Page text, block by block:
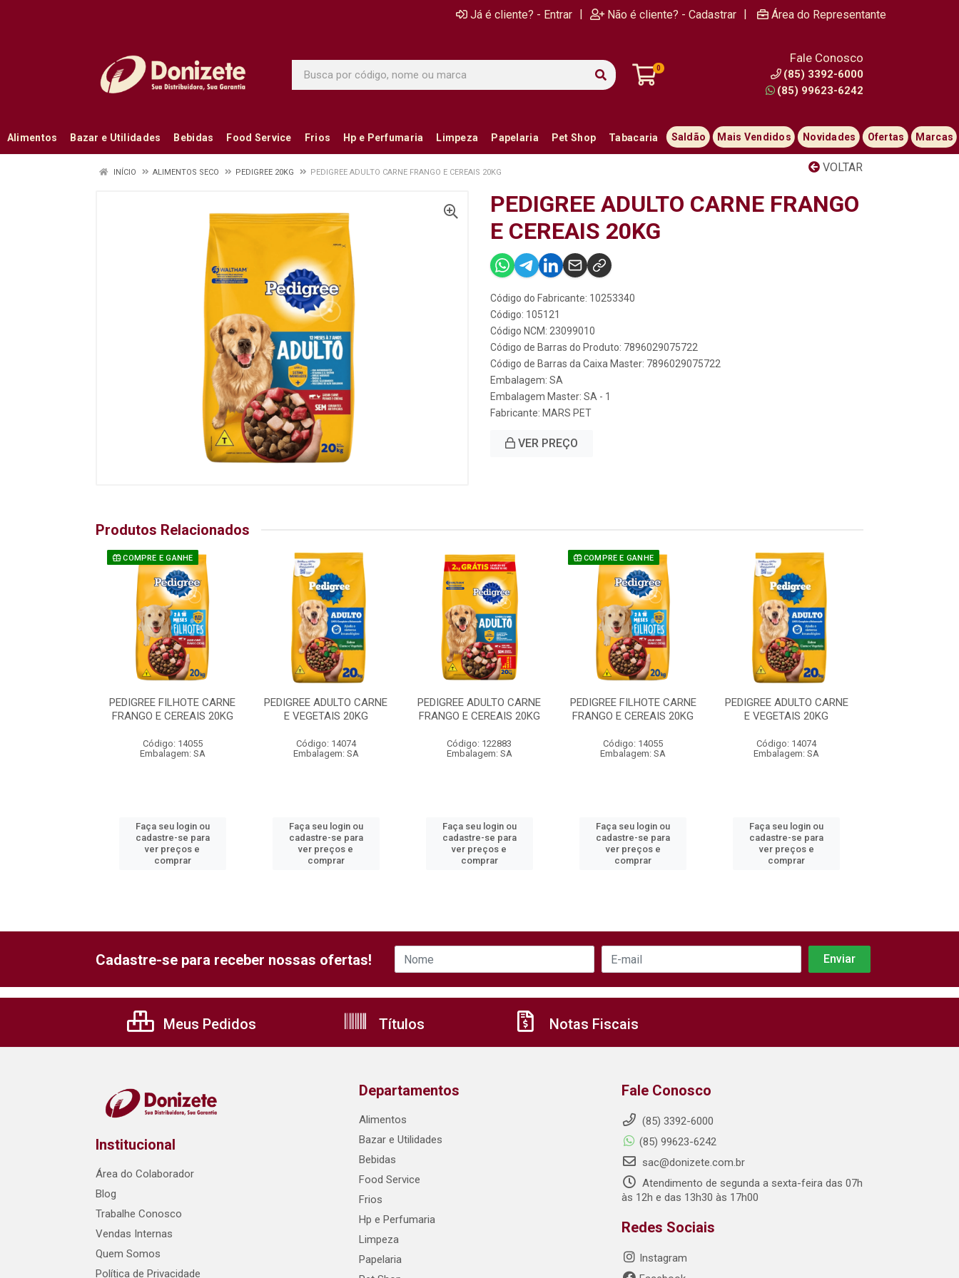
Já é cliente? - Entrar | Não é cliente? - Cadastrar | Área do Representante
0
Fale Conosco
(85) 3392-6000
(85) 99623-6242
Alimentos Bazar e Utilidades Bebidas Food Service Frios Hp e Perfumaria Limpeza Papelaria Pet Shop Tabacaria Saldão Mais Vendidos Novidades Ofertas Marcas
VOLTAR
INÍCIO ALIMENTOS SECO PEDIGREE 20KG PEDIGREE ADULTO CARNE FRANGO E CEREAIS 20KG
PEDIGREE ADULTO CARNE FRANGO
E CEREAIS 20KG
Código do Fabricante: 10253340
Código: 105121
Código NCM: 23099010
Código de Barras do Produto: 7896029075722
Código de Barras da Caixa Master: 7896029075722
Embalagem: SA
Embalagem Master: SA - 1
Fabricante: MARS PET
VER PREÇO
Produtos Relacionados
COMPRE E GANHE
PEDIGREE FILHOTE CARNE
FRANGO E CEREAIS 20KG
Código: 14055
Embalagem: SA
Faça seu login ou
cadastre-se para
ver preços e
comprar
PEDIGREE ADULTO CARNE
E VEGETAIS 20KG
Código: 14074
Embalagem: SA
Faça seu login ou
cadastre-se para
ver preços e
comprar
PEDIGREE ADULTO CARNE
FRANGO E CEREAIS 20KG
Código: 122883
Embalagem: SA
Faça seu login ou
cadastre-se para
ver preços e
comprar
COMPRE E GANHE
PEDIGREE FILHOTE CARNE
FRANGO E CEREAIS 20KG
Código: 14055
Embalagem: SA
Faça seu login ou
cadastre-se para
ver preços e
comprar
PEDIGREE ADULTO CARNE
E VEGETAIS 20KG
Código: 14074
Embalagem: SA
Faça seu login ou
cadastre-se para
ver preços e
comprar
Cadastre-se para receber nossas ofertas!
Meus Pedidos Títulos Notas Fiscais
Institucional
Área do Colaborador
Blog
Trabalhe Conosco
Vendas Internas
Quem Somos
Política de Privacidade
Departamentos
Alimentos
Bazar e Utilidades
Bebidas
Food Service
Frios
Hp e Perfumaria
Limpeza
Papelaria
Fale Conosco
(85) 3392-6000
(85) 99623-6242
sac@donizete.com.br
Atendimento de segunda a sexta-feira das 07h
às 12h e das 13h30 às 17h00
Redes Sociais
Instagram